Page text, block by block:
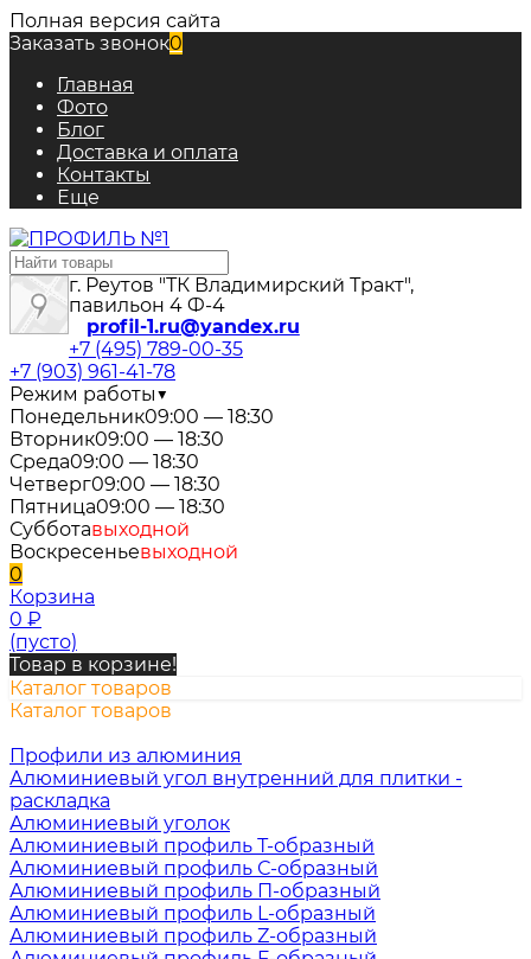
Полная версия сайта
Заказать звонок0
Главная
Фото
Блог
Доставка и оплата
Контакты
Еще
г. Реутов "ТК Владимирский Тракт",
павильон 4 Ф-4
profil-1.ru@yandex.ru
+7 (495) 789-00-35
+7 (903) 961-41-78
Режим работы▼
Понедельник09:00 — 18:30
Вторник09:00 — 18:30
Среда09:00 — 18:30
Четверг09:00 — 18:30
Пятница09:00 — 18:30
Субботавыходной
Воскресеньевыходной
0
Корзина
0 ₽
(пусто)
Товар в корзине!
Каталог товаров
Каталог товаров
Профили из алюминия
Алюминиевый угол внутренний для плитки -
раскладка
Алюминиевый уголок
Алюминиевый профиль Т-образный
Алюминиевый профиль С-образный
Алюминиевый профиль П-образный
Алюминиевый профиль L-образный
Алюминиевый профиль Z-образный